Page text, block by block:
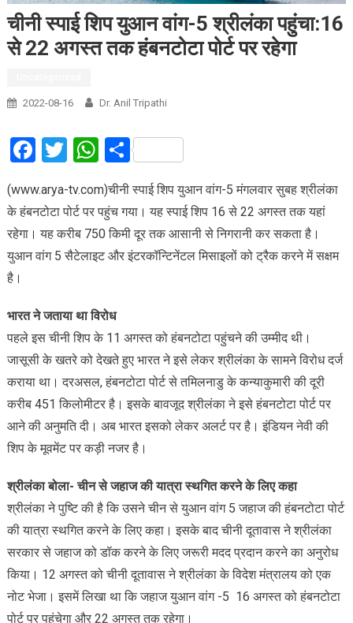
चीनी स्पाई शिप युआन वांग-5 श्रीलंका पहुंचा:16
से 22 अगस्त तक हंबनटोटा पोर्ट पर रहेगा
2022-08-16 Dr. Anil Tripathi
Facebook
Twitter
WhatsApp
Share
(www.arya-tv.com)चीनी स्पाई शिप युआन वांग-5 मंगलवार सुबह श्रीलंका
के हंबनटोटा पोर्ट पर पहुंच गया। यह स्पाई शिप 16 से 22 अगस्त तक यहां
रहेगा। यह करीब 750 किमी दूर तक आसानी से निगरानी कर सकता है।
युआन वांग 5 सैटेलाइट और इंटरकॉन्टिनेंटल मिसाइलों को ट्रैक करने में सक्षम
है।
भारत ने जताया था विरोध
पहले इस चीनी शिप के 11 अगस्त को हंबनटोटा पहुंचने की उम्मीद थी।
जासूसी के खतरे को देखते हुए भारत ने इसे लेकर श्रीलंका के सामने विरोध दर्ज
कराया था। दरअसल, हंबनटोटा पोर्ट से तमिलनाडु के कन्याकुमारी की दूरी
करीब 451 किलोमीटर है। इसके बावजूद श्रीलंका ने इसे हंबनटोटा पोर्ट पर
आने की अनुमति दी। अब भारत इसको लेकर अलर्ट पर है। इंडियन नेवी की
शिप के मूवमेंट पर कड़ी नजर है।
श्रीलंका बोला- चीन से जहाज की यात्रा स्थगित करने के लिए कहा
श्रीलंका ने पुष्टि की है कि उसने चीन से युआन वांग 5 जहाज की हंबनटोटा पोर्ट
की यात्रा स्थगित करने के लिए कहा। इसके बाद चीनी दूतावास ने श्रीलंका
सरकार से जहाज को डॉक करने के लिए जरूरी मदद प्रदान करने का अनुरोध
किया। 12 अगस्त को चीनी दूतावास ने श्रीलंका के विदेश मंत्रालय को एक
नोट भेजा। इसमें लिखा था कि जहाज युआन वांग -5 16 अगस्त को हंबनटोटा
पोर्ट पर पहुंचेगा और 22 अगस्त तक रहेगा।